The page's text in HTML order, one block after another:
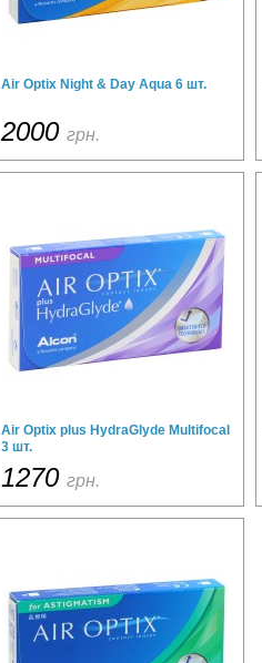
Air Optix Night & Day Aqua 6 шт.
2000 грн.
Air Optix plus HydraGlyde Multifocal
3 шт.
1270 грн.